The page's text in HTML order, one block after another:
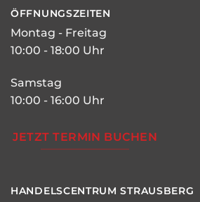
ÖFFNUNGSZEITEN
Montag - Freitag
10:00 - 18:00 Uhr
Samstag
10:00 - 16:00 Uhr
JETZT TERMIN BUCHEN
HANDELSCENTRUM STRAUSBERG